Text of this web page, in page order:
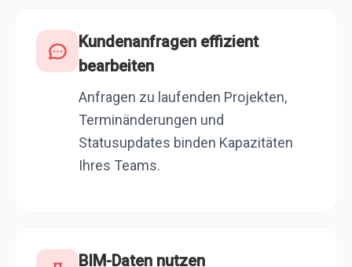
Kundenanfragen effizient
bearbeiten
Anfragen zu laufenden Projekten,
Terminänderungen und
Statusupdates binden Kapazitäten
Ihres Teams.
BIM-Daten nutzen